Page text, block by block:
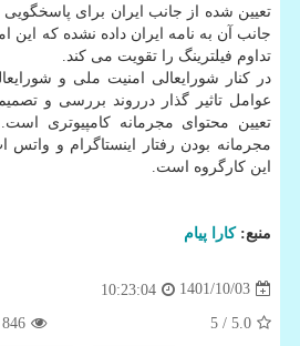
تعیین شده از جانب ایران برای پاسخگویی
جانب آن به نامه ایران داده نشده که این
تداوم فیلترینگ را تقویت می کند.
در کنار شورایعالی امنیت ملی و
عوامل تاثیر گذار درروند بررسی و
تعیین محتوای مجرمانه کامپیوتری
مجرمانه بودن رفتار اینستاگرام و
این کارگروه است.
منبع:كارا پیام
1401/10/03
10:23:04
5.0
/ 5
846